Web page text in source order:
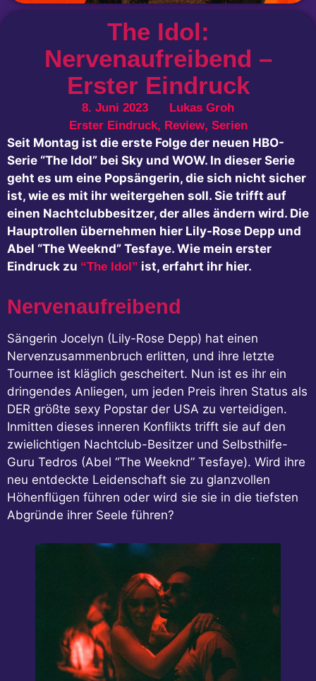
The Idol:
Nervenaufreibend –
Erster Eindruck
8. Juni 2023
Lukas Groh
Erster Eindruck, Review, Serien
Seit Montag ist die erste Folge der neuen HBO-
Serie “The Idol” bei Sky und WOW. In dieser Serie
geht es um eine Popsängerin, die sich nicht sicher
ist, wie es mit ihr weitergehen soll. Sie trifft auf
einen Nachtclubbesitzer, der alles ändern wird. Die
Hauptrollen übernehmen hier Lily-Rose Depp und
Abel “The Weeknd” Tesfaye. Wie mein erster
Eindruck zu “The Idol” ist, erfahrt ihr hier.
Nervenaufreibend
Sängerin Jocelyn (Lily-Rose Depp) hat einen
Nervenzusammenbruch erlitten, und ihre letzte
Tournee ist kläglich gescheitert. Nun ist es ihr ein
dringendes Anliegen, um jeden Preis ihren Status als
DER größte sexy Popstar der USA zu verteidigen.
Inmitten dieses inneren Konflikts trifft sie auf den
zwielichtigen Nachtclub-Besitzer und Selbsthilfe-
Guru Tedros (Abel “The Weeknd” Tesfaye). Wird ihre
neu entdeckte Leidenschaft sie zu glanzvollen
Höhenflügen führen oder wird sie sie in die tiefsten
Abgründe ihrer Seele führen?